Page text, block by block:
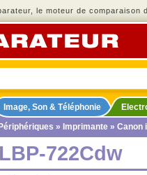
le moteur de comparaison
Image, Son & Téléphonie
Périphériques » Imprimante » Canon
722Cdw